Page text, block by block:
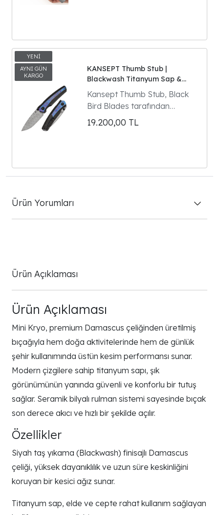
KANSEPT Thumb Stub |
Blackwash Titanyum Sap &
Timascus Detaylar | 3.13"
Damascus Çelik Bıçak | Black
Bird Blades Tasarımı
Kansept Thumb Stub, Black
Bird Blades tarafından
tasarlanan ve premium
malzeme seçimleriyle dikkat
19.200,00 TL
Ürün Yorumları
Ürün Açıklaması
Ürün Açıklaması
Mini Kryo, premium Damascus çeliğinden üretilmiş
bıçağıyla hem doğa aktivitelerinde hem de günlük
şehir kullanımında üstün kesim performansı sunar.
Modern çizgilere sahip titanyum sapı, şık
görünümünün yanında güvenli ve konforlu bir tutuş
sağlar. Seramik bilyalı rulman sistemi sayesinde bıçak
son derece akıcı ve hızlı bir şekilde açılır.
Özellikler
Siyah taş yıkama (Blackwash) finisajlı Damascus
çeliği, yüksek dayanıklılık ve uzun süre keskinliğini
koruyan bir kesici ağız sunar.
Titanyum sap, elde ve cepte rahat kullanım sağlayan